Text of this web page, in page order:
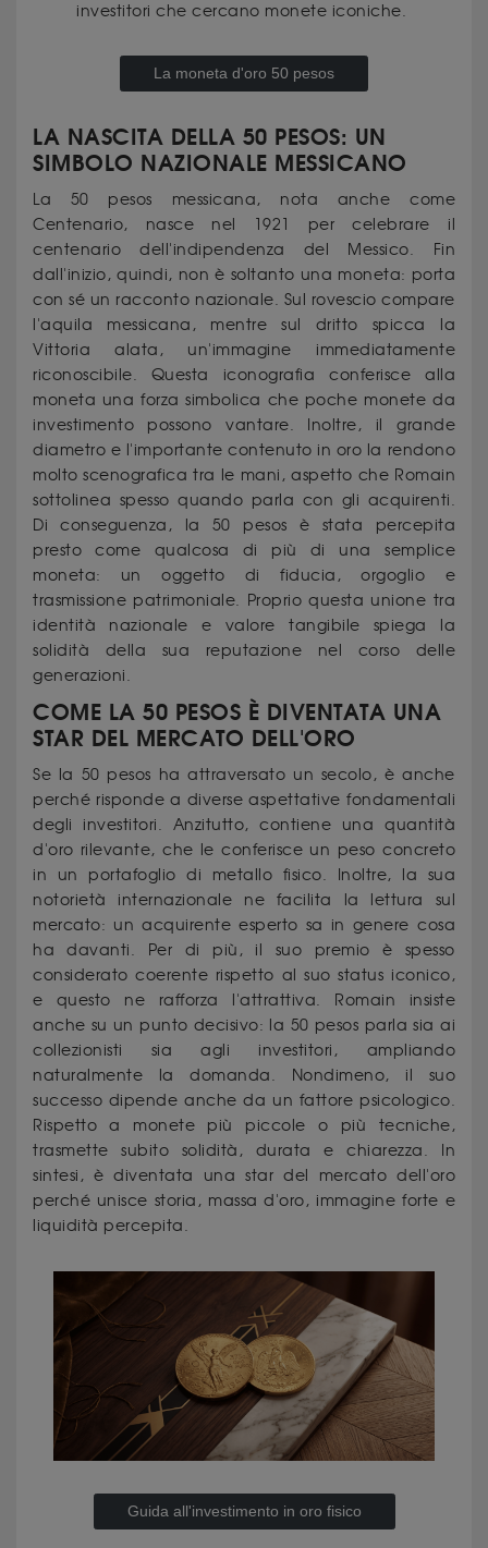
investitori che cercano monete iconiche.
La moneta d'oro 50 pesos
LA NASCITA DELLA 50 PESOS: UN
SIMBOLO NAZIONALE MESSICANO
La 50 pesos messicana, nota anche come
Centenario, nasce nel 1921 per celebrare il
centenario dell'indipendenza del Messico. Fin
dall'inizio, quindi, non è soltanto una moneta: porta
con sé un racconto nazionale. Sul rovescio compare
l'aquila messicana, mentre sul dritto spicca la
Vittoria alata, un'immagine immediatamente
riconoscibile. Questa iconografia conferisce alla
moneta una forza simbolica che poche monete da
investimento possono vantare. Inoltre, il grande
diametro e l'importante contenuto in oro la rendono
molto scenografica tra le mani, aspetto che Romain
sottolinea spesso quando parla con gli acquirenti.
Di conseguenza, la 50 pesos è stata percepita
presto come qualcosa di più di una semplice
moneta: un oggetto di fiducia, orgoglio e
trasmissione patrimoniale. Proprio questa unione tra
identità nazionale e valore tangibile spiega la
solidità della sua reputazione nel corso delle
generazioni.
COME LA 50 PESOS È DIVENTATA UNA
STAR DEL MERCATO DELL'ORO
Se la 50 pesos ha attraversato un secolo, è anche
perché risponde a diverse aspettative fondamentali
degli investitori. Anzitutto, contiene una quantità
d'oro rilevante, che le conferisce un peso concreto
in un portafoglio di metallo fisico. Inoltre, la sua
notorietà internazionale ne facilita la lettura sul
mercato: un acquirente esperto sa in genere cosa
ha davanti. Per di più, il suo premio è spesso
considerato coerente rispetto al suo status iconico,
e questo ne rafforza l'attrattiva. Romain insiste
anche su un punto decisivo: la 50 pesos parla sia ai
collezionisti sia agli investitori, ampliando
naturalmente la domanda. Nondimeno, il suo
successo dipende anche da un fattore psicologico.
Rispetto a monete più piccole o più tecniche,
trasmette subito solidità, durata e chiarezza. In
sintesi, è diventata una star del mercato dell'oro
perché unisce storia, massa d'oro, immagine forte e
liquidità percepita.
Guida all'investimento in oro fisico